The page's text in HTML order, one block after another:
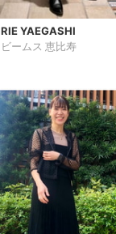
RIE YAEGASHI
ビームス 恵比寿